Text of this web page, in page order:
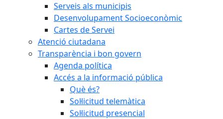
Serveis als municipis
Desenvolupament Socioeconòmic
Cartes de Servei
Atenció ciutadana
Transparència i bon govern
Agenda política
Accés a la informació pública
Què és?
Sol·licitud telemàtica
Sol·licitud presencial